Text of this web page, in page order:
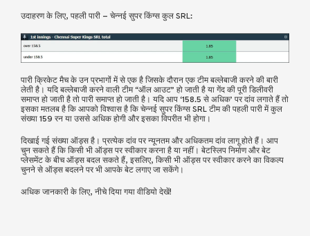
उदाहरण के लिए, पहली पारी – चेन्नई सुपर किंग्स कुल SRL:
पारी क्रिकेट मैच के उन प्रभागों में से एक है जिसके दौरान एक टीम बल्लेबाजी करने की बारी
लेती है। यदि बल्लेबाजी करने वाली टीम “ऑल आउट” हो जाती है या गेंद की पूरी डिलीवरी
समाप्त हो जाती है तो पारी समाप्त हो जाती है। यदि आप ‘158.5 से अधिक’ पर दांव लगाते हैं तो
इसका मतलब है कि आपको विश्वास है कि चेन्नई सुपर किंग्स SRL टीम की पहली पारी में कुल
संख्या 159 रन या उससे अधिक होगी और इसका विपरीत भी होगा।
दिखाई गई संख्या ऑड्स है। प्रत्येक दांव पर न्यूनतम और अधिकतम दांव लागू होते हैं। आप
चुन सकते हैं कि किसी भी ऑड्स पर स्वीकार करना है या नहीं। बेटस्लिप निर्माण और बेट
प्लेसमेंट के बीच ऑड्स बदल सकते हैं, इसलिए, किसी भी ऑड्स पर स्वीकार करने का विकल्प
चुनने से ऑड्स बदलने पर भी आपके बेट लगाए जा सकेंगे।
अधिक जानकारी के लिए, नीचे दिया गया वीडियो देखें!